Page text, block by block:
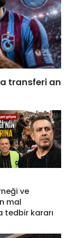
transferi an
ve
mal
tedbir kararı